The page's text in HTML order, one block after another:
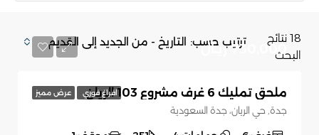
18 نتائج
البحث
ترتيب حسب: التاريخ - من الجديد إلى القديم
افراغ فوري عرض مميز
730,000 ريـال
ملحق تمليك 6 غرف مشروع 103 الريان
جدة, حي الريان، جدة السعودية